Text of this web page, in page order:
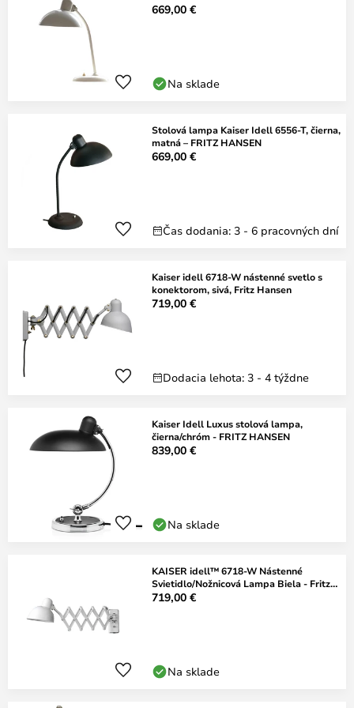
669,00 €
Na sklade
Stolová lampa Kaiser Idell 6556-T, čierna,
matná – FRITZ HANSEN
669,00 €
Čas dodania: 3 - 6 pracovných dní
Kaiser idell 6718-W nástenné svetlo s
konektorom, sivá, Fritz Hansen
719,00 €
Dodacia lehota: 3 - 4 týždne
Kaiser Idell Luxus stolová lampa,
čierna/chróm - FRITZ HANSEN
839,00 €
Na sklade
KAISER idell™ 6718-W Nástenné
Svietidlo/Nožnicová Lampa Biela - Fritz
Hansen
719,00 €
Na sklade